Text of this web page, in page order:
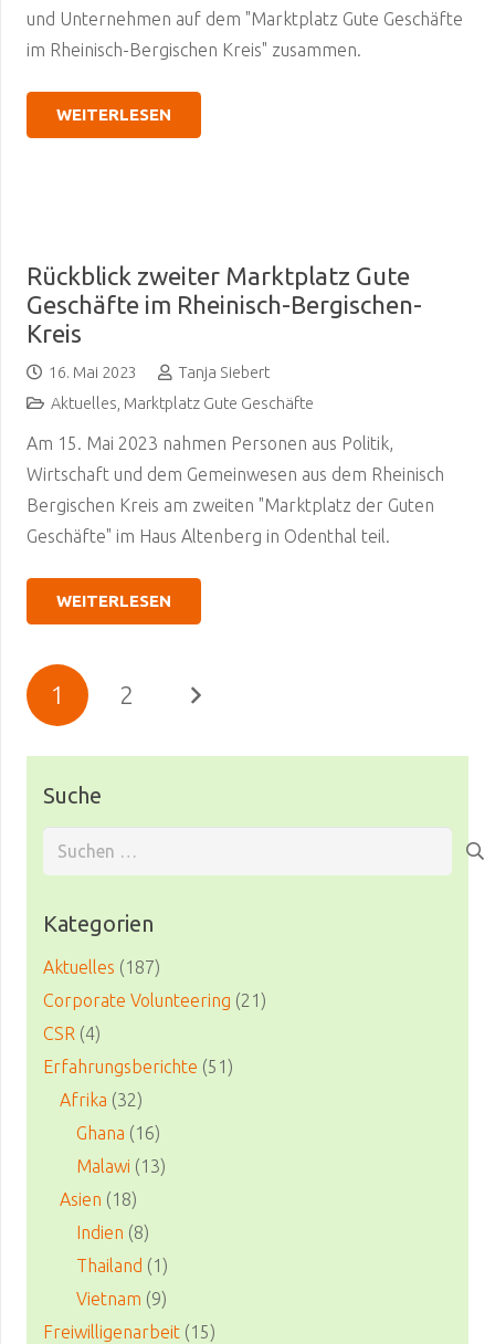
und Unternehmen auf dem "Marktplatz Gute Geschäfte
im Rheinisch-Bergischen Kreis" zusammen.
WEITERLESEN
Rückblick zweiter Marktplatz Gute
Geschäfte im Rheinisch-Bergischen-
Kreis
16. Mai 2023
Tanja Siebert
Aktuelles, Marktplatz Gute Geschäfte
Am 15. Mai 2023 nahmen Personen aus Politik,
Wirtschaft und dem Gemeinwesen aus dem Rheinisch
Bergischen Kreis am zweiten "Marktplatz der Guten
Geschäfte" im Haus Altenberg in Odenthal teil.
WEITERLESEN
1 2
Suche
Suchen
nach:
Kategorien
Aktuelles (187)
Corporate Volunteering (21)
CSR (4)
Erfahrungsberichte (51)
Afrika (32)
Ghana (16)
Malawi (13)
Asien (18)
Indien (8)
Thailand (1)
Vietnam (9)
Freiwilligenarbeit (15)